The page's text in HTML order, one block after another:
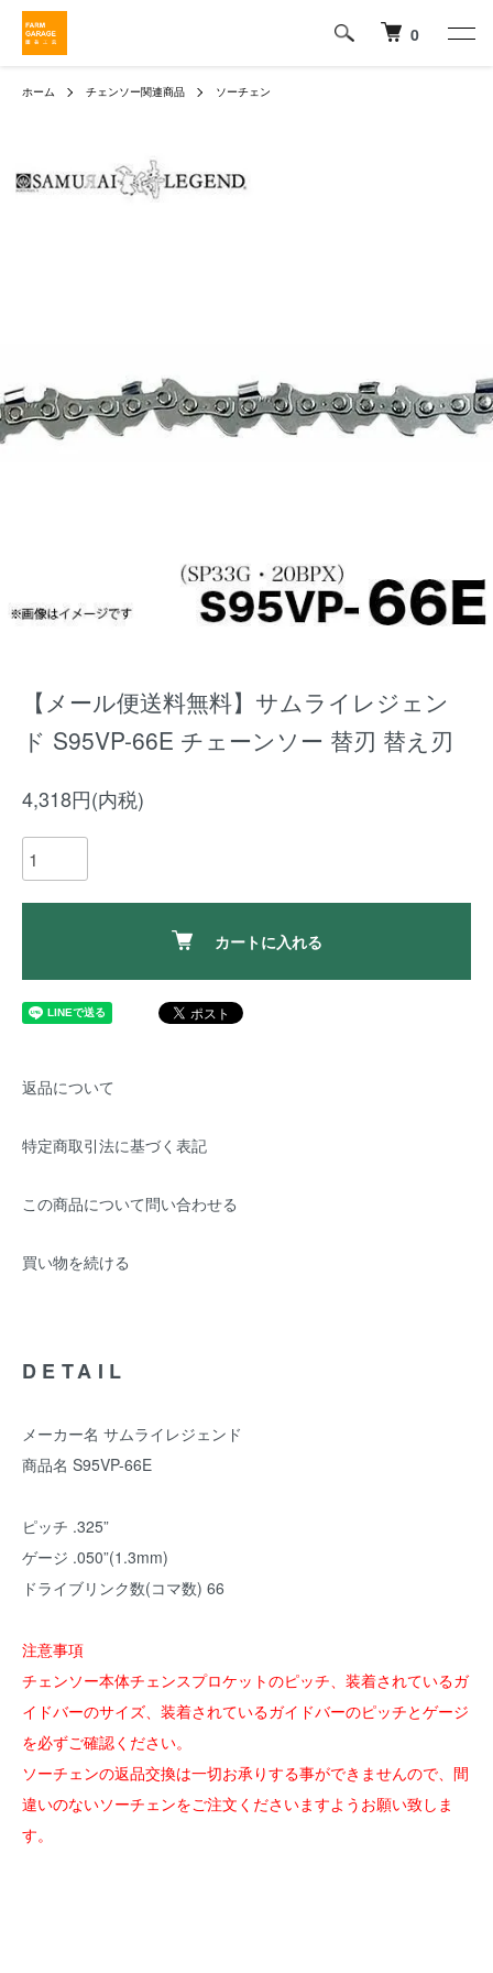
0
ホーム チェンソー関連商品 ソーチェン
【メール便送料無料】サムライレジェン
ド S95VP-66E チェーンソー 替刃 替え刃
4,318円(内税)
カートに入れる
返品について
特定商取引法に基づく表記
この商品について問い合わせる
買い物を続ける
DETAIL
メーカー名 サムライレジェンド
商品名 S95VP-66E
ピッチ .325”
ゲージ .050”(1.3mm)
ドライブリンク数(コマ数) 66
注意事項
チェンソー本体チェンスプロケットのピッチ、装着されているガ
イドバーのサイズ、装着されているガイドバーのピッチとゲージ
を必ずご確認ください。
ソーチェンの返品交換は一切お承りする事ができませんので、間
違いのないソーチェンをご注文くださいますようお願い致しま
す。